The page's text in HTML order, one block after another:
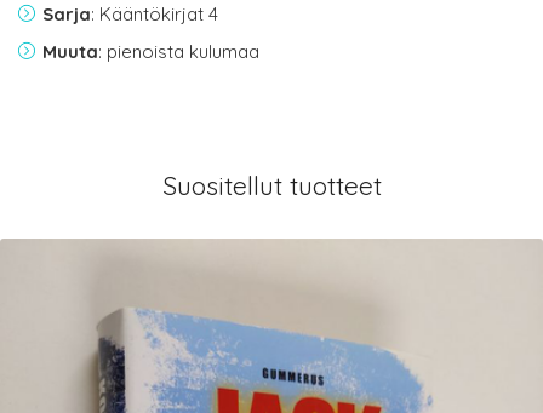
Sarja: Kääntökirjat 4
Muuta: pienoista kulumaa
Suositellut tuotteet